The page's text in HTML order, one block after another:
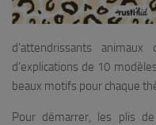
d’attendrissants
d’explications de 10
beaux motifs pour chaque
Pour démarrer, les plis